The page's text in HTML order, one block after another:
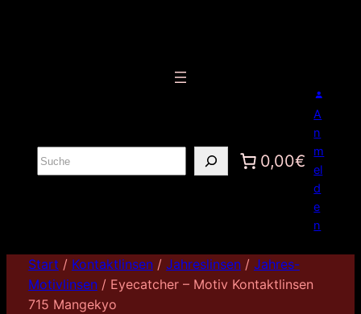
S
u
0,00€
A
n
m
el
d
e
n
Start / Kontaktlinsen/ Jahreslinsen/ Jahres-
Motivlinsen/ Eyecatcher – Motiv Kontaktlinsen
715 Mangekyo